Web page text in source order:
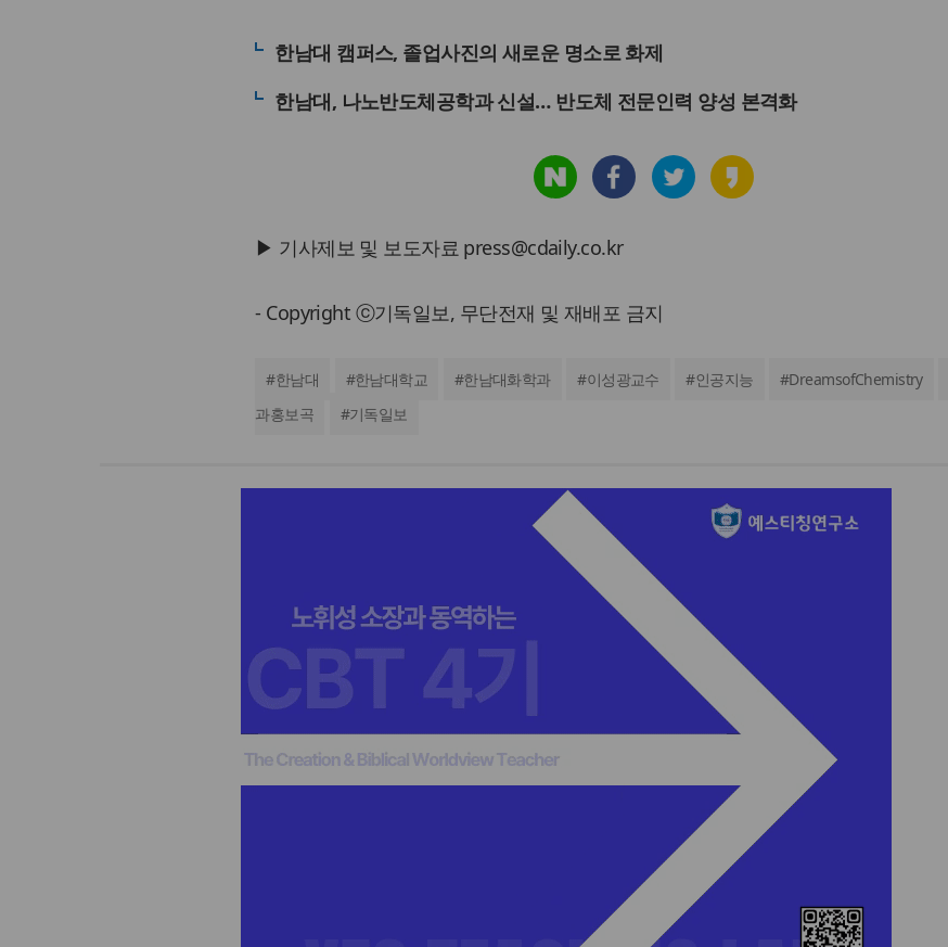
한남대 캠퍼스, 졸업사진의 새로운 명소로 화제
한남대, 나노반도체공학과 신설… 반도체 전문인력 양성 본격화
▶ 기사제보 및 보도자료 press@cdaily.co.kr
- Copyright ⓒ기독일보, 무단전재 및 재배포 금지
#한남대 #한남대학교 #한남대화학과 #이성광교수 #인공지능 #DreamsofChemistry
과홍보곡
#기독일보